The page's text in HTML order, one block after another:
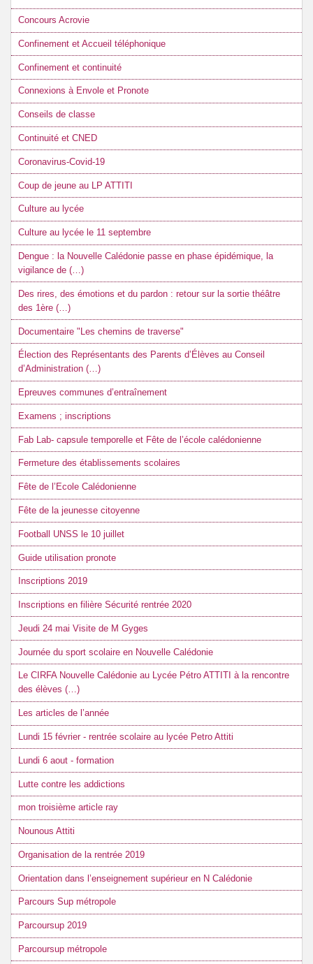
Concours Acrovie
Confinement et Accueil téléphonique
Confinement et continuité
Connexions à Envole et Pronote
Conseils de classe
Continuité et CNED
Coronavirus-Covid-19
Coup de jeune au LP ATTITI
Culture au lycée
Culture au lycée le 11 septembre
Dengue : la Nouvelle Calédonie passe en phase épidémique, la
vigilance de (…)
Des rires, des émotions et du pardon : retour sur la sortie théâtre
des 1ère (…)
Documentaire "Les chemins de traverse"
Élection des Représentants des Parents d’Élèves au Conseil
d’Administration (…)
Epreuves communes d’entraînement
Examens ; inscriptions
Fab Lab- capsule temporelle et Fête de l’école calédonienne
Fermeture des établissements scolaires
Fête de l’Ecole Calédonienne
Fête de la jeunesse citoyenne
Football UNSS le 10 juillet
Guide utilisation pronote
Inscriptions 2019
Inscriptions en filière Sécurité rentrée 2020
Jeudi 24 mai Visite de M Gyges
Journée du sport scolaire en Nouvelle Calédonie
Le CIRFA Nouvelle Calédonie au Lycée Pétro ATTITI à la rencontre
des élèves (…)
Les articles de l’année
Lundi 15 février - rentrée scolaire au lycée Petro Attiti
Lundi 6 aout - formation
Lutte contre les addictions
mon troisième article ray
Nounous Attiti
Organisation de la rentrée 2019
Orientation dans l’enseignement supérieur en N Calédonie
Parcours Sup métropole
Parcoursup 2019
Parcoursup métropole